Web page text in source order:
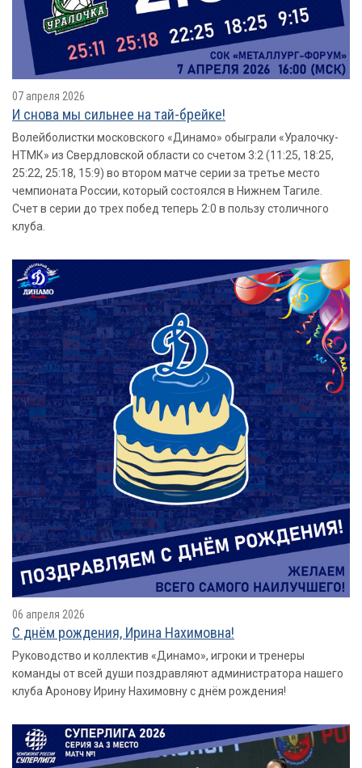
07 апреля 2026
И снова мы сильнее на тай-брейке!
Волейболистки московского «Динамо» обыграли «Уралочку-
НТМК» из Свердловской области со счетом 3:2 (11:25, 18:25,
25:22, 25:18, 15:9) во втором матче серии за третье место
чемпионата России, который состоялся в Нижнем Тагиле.
Счет в серии до трех побед теперь 2:0 в пользу столичного
клуба.
06 апреля 2026
С днём рождения, Ирина Нахимовна!
Руководство и коллектив «Динамо», игроки и тренеры
команды от всей души поздравляют администратора нашего
клуба Аронову Ирину Нахимовну с днём рождения!